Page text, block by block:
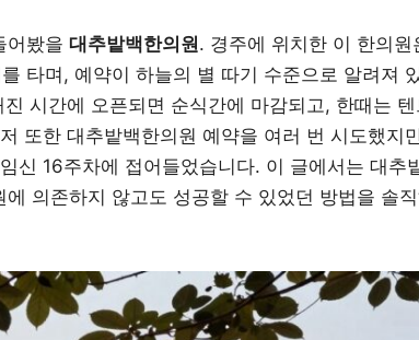
어봤을 대추밭백한의원. 경주에 위치한 이 한의원
타며, 예약이 하늘의 별 따기 수준으로 알려져
시간에 오픈되면 순식간에 마감되고, 한때는 텐
또한 대추밭백한의원 예약을 여러 번 시도했지
신 16주차에 접어들었습니다. 이 글에서는 대추
의존하지 않고도 성공할 수 있었던 방법을 솔